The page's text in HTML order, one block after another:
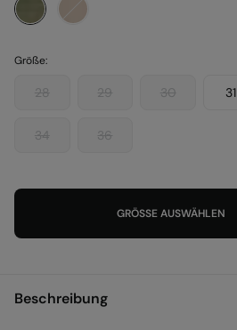
Größe:
28 29 30 31
34 36
GRÖSSE AUSWÄHLEN
Beschreibung